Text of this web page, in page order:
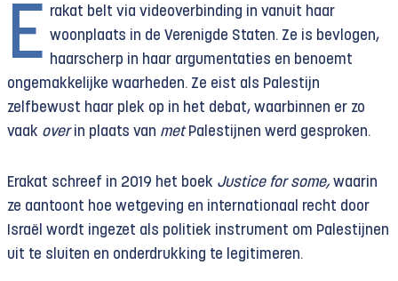
E rakat belt via videoverbinding in vanuit haar
woonplaats in de Verenigde Staten. Ze is bevlogen,
haarscherp in haar argumentaties en benoemt
ongemakkelijke waarheden. Ze eist als Palestijn
zelfbewust haar plek op in het debat, waarbinnen er zo
vaak overin plaats van metPalestijnen werd gesproken.
Erakat schreef in 2019 het boek Justice for some,waarin
ze aantoont hoe wetgeving en internationaal recht door
Israël wordt ingezet als politiek instrument om Palestijnen
uit te sluiten en onderdrukking te legitimeren.